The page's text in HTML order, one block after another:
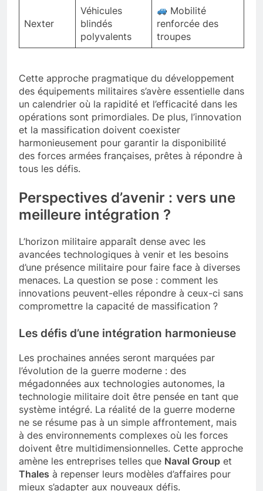
Véhicules
blindés
polyvalents
Mobilité
renforcée des
troupes
Cette approche pragmatique du développement
des équipements militaires s’avère essentielle dans
un calendrier où la rapidité et l’efficacité dans les
opérations sont primordiales. De plus, l’innovation
et la massification doivent coexister
harmonieusement pour garantir la disponibilité
des forces armées françaises, prêtes à répondre à
Perspectives d’avenir : vers une
meilleure intégration ?
L’horizon militaire apparaît dense avec les
avancées technologiques à venir et les besoins
d’une présence militaire pour faire face à diverses
menaces. La question se pose : comment les
innovations peuvent-elles répondre à ceux-ci sans
Les défis d’une intégration harmonieuse
Les prochaines années seront marquées par
l’évolution de la guerre moderne : des
mégadonnées aux technologies autonomes, la
technologie militaire doit être pensée en tant que
système intégré. La réalité de la guerre moderne
ne se résume pas à un simple affrontement, mais
à des environnements complexes où les forces
doivent être multidimensionnelles. Cette approche
amène les entreprises telles que Naval Groupet
Thalesà repenser leurs modèles d’affaires pour